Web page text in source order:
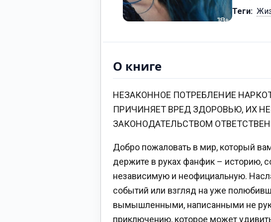
Теги:
О книге
НЕЗАКОННОЕ ПОТРЕБЛЕНИЕ
ПРИЧИНЯЕТ ВРЕД ЗДОРОВЬЮ, ИХ
ЗАКОНОДАТЕЛЬСТВОМ
Добро пожаловать в мир, который
держите в руках фанфик – историю,
независимую и неофициальную.
событий или взгляд на уже
вымышленными, написанными не
приключению, которое может